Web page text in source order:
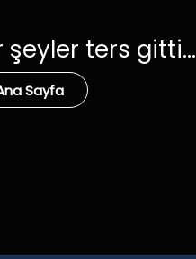
şeyler ters gitti...
Sayfa